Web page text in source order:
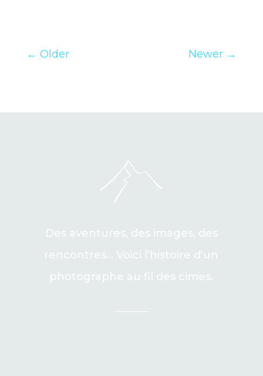
← Older Newer →
Des aventures, des images, des
rencontres… Voici l’histoire d’un
photographe au fil des cimes.